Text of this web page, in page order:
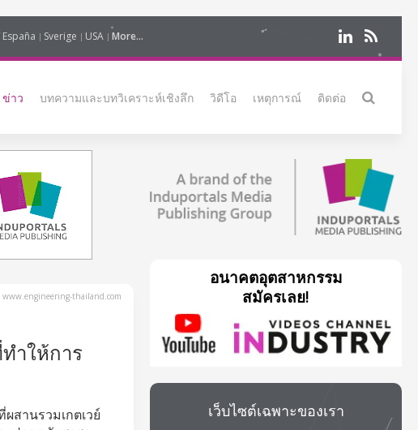
Sverige USA More...
ข่าว บทความและบทวิเคราะห์เชิงลึก วิดีโอ เหตุการณ์ ติดต่อ
www.engineering-thailand.com
ทำให้การ
สานรวมเกตเวย์
อนาคตอุตสาหกรรม
สมัครเลย!
เว็บไซต์เฉพาะของเรา